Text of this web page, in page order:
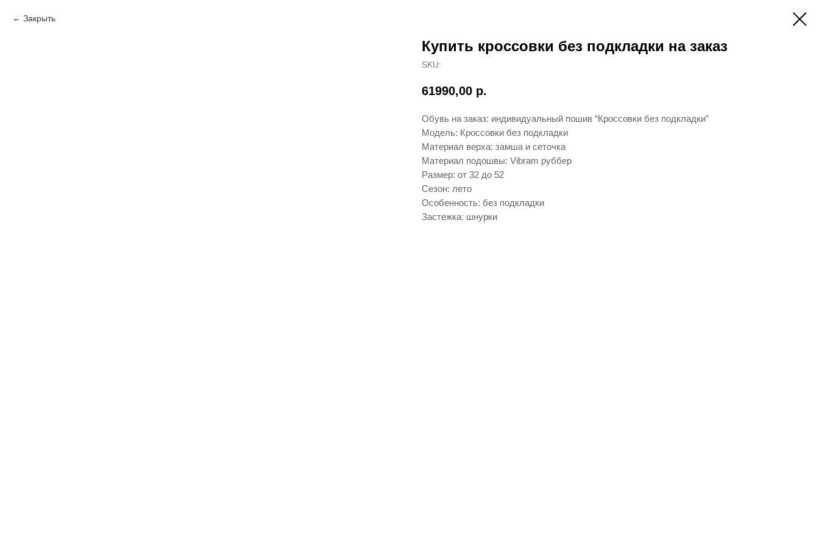
Закрыть
Купить кроссовки без подкладки на заказ
SKU:
61990,00 р.
Обувь на заказ: индивидуальный пошив “Кроссовки без подкладки”
Модель: Кроссовки без подкладки
Материал верха: замша и сеточка
Материал подошвы: Vibram руббер
Размер: от 32 до 52
Сезон: лето
Особенность: без подкладки
Застежка: шнурки